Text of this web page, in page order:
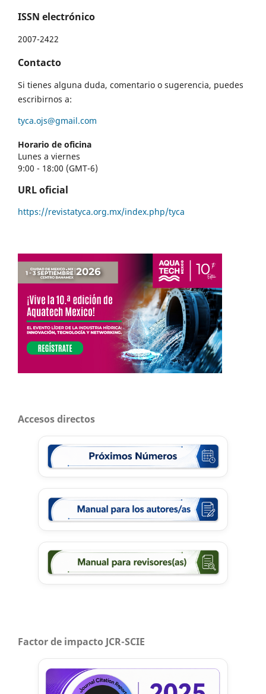
ISSN electrónico
2007-2422
Contacto
Si tienes alguna duda, comentario o sugerencia, puedes
escribirnos a:
tyca.ojs@gmail.com
Horario de oficina
Lunes a viernes
9:00 - 18:00 (GMT-6)
URL oficial
https://revistatyca.org.mx/index.php/tyca
Accesos directos
Factor de impacto JCR-SCIE